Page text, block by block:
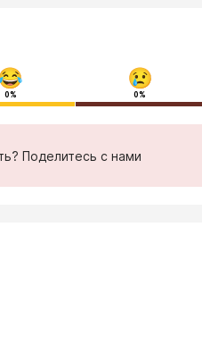
0% 0%
Поделитесь с нами